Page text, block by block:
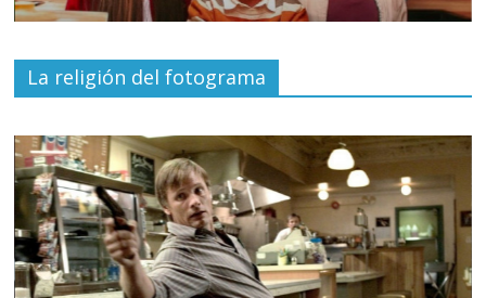
La religión del fotograma